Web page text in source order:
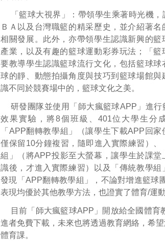
「籃球大視界」：帶領學生乘著時光機，
ＢＡ以及台灣職籃的精采歷史，並介紹著名
相關發展。此外，亦帶領學生認識新興的籃
產業，以及有趣的籃球運動彩券玩法；「籃
要教導學生認識籃球流行文化，包括籃球球
球的靜、動態拍攝角度與技巧到籃球場館與
識不同於競賽場中的，籃球文化之美。
研發團隊並使用「師大瘋籃球APP」進行
效果實驗，將8個班級、401位大學生分
「APP翻轉教學組」（讓學生下載APP回家
僅保留10分鐘複習，隨即進入實際練習）、
組」（將APP投影至大螢幕，讓學生於課堂
識後，才進入實際練習）以及「傳統教學組
發現「APP翻轉教學組」，不論對增進籃球
表現均優於其他教學方法，也證實了體育/運
目前「師大瘋籃球APP」開放給全國體
進者免費下載，未來也將透過教育網絡，希
體育課。